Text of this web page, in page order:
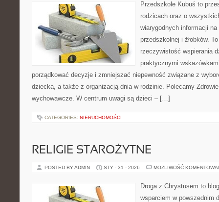
Przedszkole Kubuś to
rodzicach oraz o
wiarygodnych informacji
przedszkolnej i żłobków.
rzeczywistość wspierania
praktycznymi
porządkować decyzje i zmniejszać niepewność związane z
dziecka, a także z organizacją dnia w rodzinie. Polecamy
wychowawcze. W centrum uwagi są dzieci – […]
CATEGORIES: NIERUCHOMOŚCI
RELIGIE STAROŻYTNE
POSTED BY ADMIN STY - 31 - 2026 MOŻLIWOŚĆ
Droga z Chrystusem to
wsparciem w powszednim